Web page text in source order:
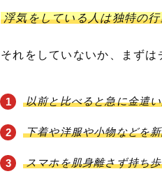
浮気をしている人は独特の
それをしていないか、まず
以前と比べると急に金遣
下着や洋服や小物などを
スマホを肌身離さず持ち